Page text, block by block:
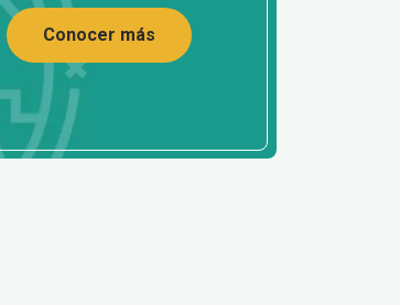
Conocer más